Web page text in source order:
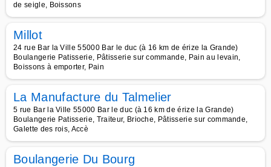
de seigle, Boissons
Millot
24 rue Bar la Ville 55000 Bar le duc (à 16 km de érize la Grande)
Boulangerie Patisserie, Pâtisserie sur commande, Pain au levain,
Boissons à emporter, Pain
La Manufacture du Talmelier
5 rue Bar la Ville 55000 Bar le duc (à 16 km de érize la Grande)
Boulangerie Patisserie, Traiteur, Brioche, Pâtisserie sur commande,
Galette des rois, Accè
Boulangerie Du Bourg